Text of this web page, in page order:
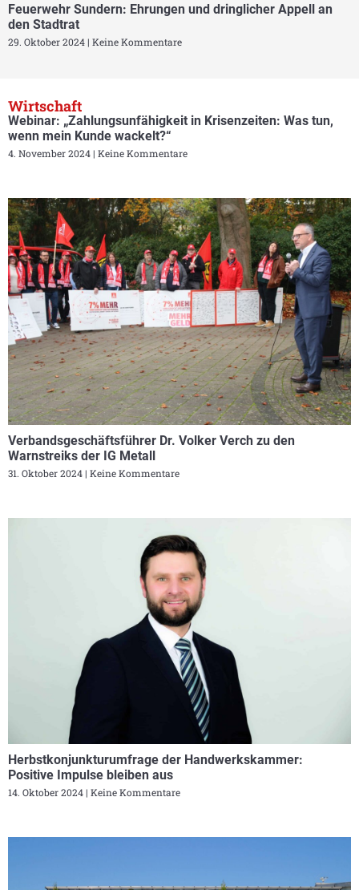
Feuerwehr Sundern: Ehrungen und dringlicher Appell an
den Stadtrat
29. Oktober 2024 Keine Kommentare
Wirtschaft
Webinar: „Zahlungsunfähigkeit in Krisenzeiten: Was tun,
wenn mein Kunde wackelt?“
4. November 2024 Keine Kommentare
Verbandsgeschäftsführer Dr. Volker Verch zu den
Warnstreiks der IG Metall
31. Oktober 2024 Keine Kommentare
Herbstkonjunkturumfrage der Handwerkskammer:
Positive Impulse bleiben aus
14. Oktober 2024 Keine Kommentare